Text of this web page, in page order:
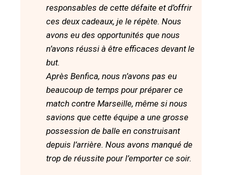
responsables de cette défaite et d’offrir
ces deux cadeaux, je le répète. Nous
avons eu des opportunités que nous
n’avons réussi à être efficaces devant le
but.
Après Benfica, nous n’avons pas eu
beaucoup de temps pour préparer ce
match contre Marseille, même si nous
savions que cette équipe a une grosse
possession de balle en construisant
depuis l’arrière. Nous avons manqué de
trop de réussite pour l’emporter ce soir.